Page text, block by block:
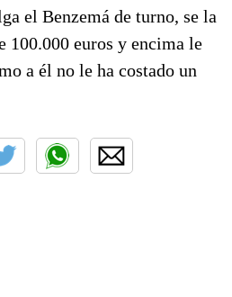
el Benzemá de turno, se la
100.000 euros y encima le
a él no le ha costado un